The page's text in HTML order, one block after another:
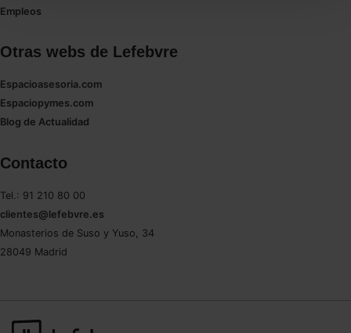
También puedes
navegador. Si no seleccionas ninguna utilizaremos
Saber más acerca de las cookies
Empleos
Otras webs de Lefebvre
Espacioasesoria.com
Espaciopymes.com
Blog de Actualidad
Contacto
Tel.: 91 210 80 00
clientes@lefebvre.es
Monasterios de Suso y Yuso, 34
28049 Madrid